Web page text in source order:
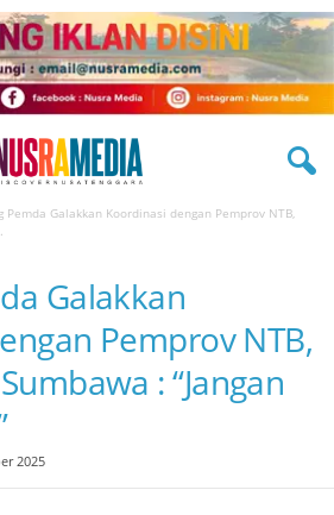
Pemda Galakkan Koordinasi dengan Pemprov NTB,
Galakkan
Pemprov NTB,
: “Jangan
2025